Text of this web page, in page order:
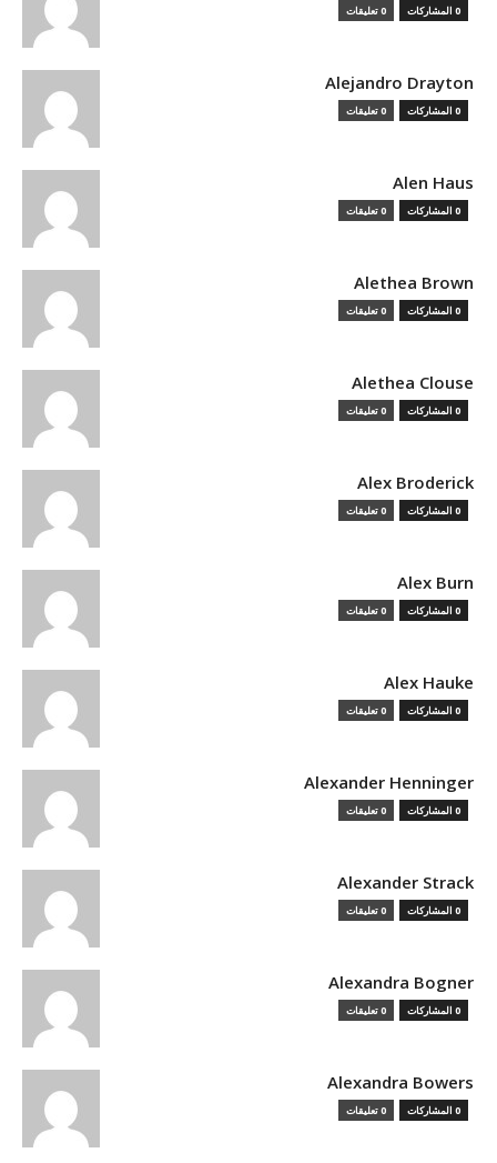
0 المشاركات 0 تعليقات
Alejandro Drayton
0 المشاركات 0 تعليقات
Alen Haus
0 المشاركات 0 تعليقات
Alethea Brown
0 المشاركات 0 تعليقات
Alethea Clouse
0 المشاركات 0 تعليقات
Alex Broderick
0 المشاركات 0 تعليقات
Alex Burn
0 المشاركات 0 تعليقات
Alex Hauke
0 المشاركات 0 تعليقات
Alexander Henninger
0 المشاركات 0 تعليقات
Alexander Strack
0 المشاركات 0 تعليقات
Alexandra Bogner
0 المشاركات 0 تعليقات
Alexandra Bowers
0 المشاركات 0 تعليقات